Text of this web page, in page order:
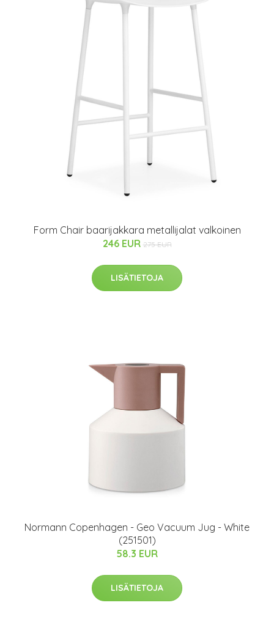
Form Chair baarijakkara metallijalat valkoinen
246 EUR 275 EUR
LISÄTIETOJA
​Normann Copenhagen - Geo Vacuum Jug - White
(251501)
58.3 EUR
LISÄTIETOJA